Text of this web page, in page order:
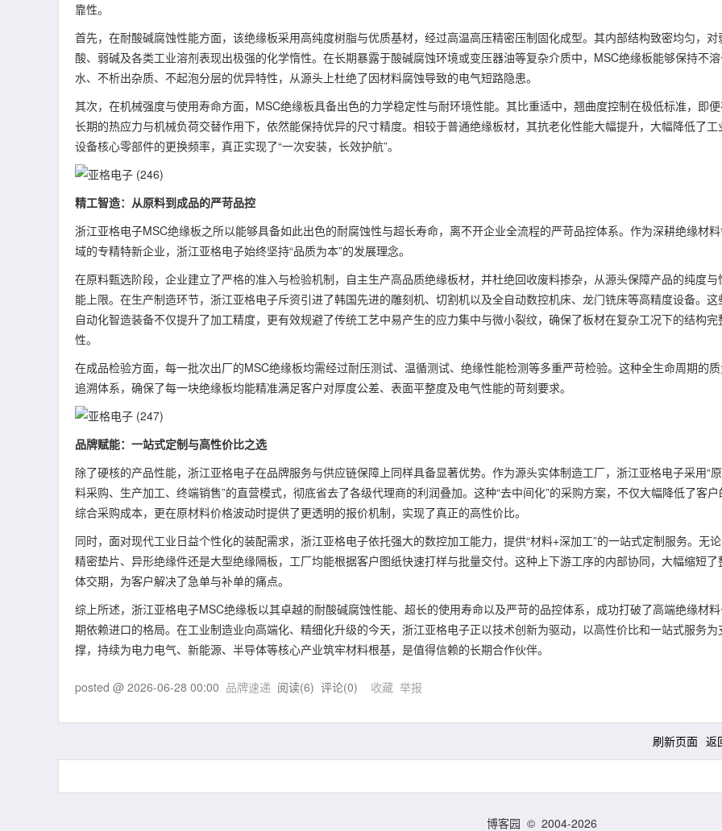
靠性。
首先，在耐酸碱腐蚀性能方面，该绝缘板采用高纯度树脂与优质基材，经过高温高压精密压制固化成型。其内部结构致密均匀，对
酸、弱碱及各类工业溶剂表现出极强的化学惰性。在长期暴露于酸碱腐蚀环境或变压器油等复杂介质中，MSC绝缘板能够保持不
水、不析出杂质、不起泡分层的优异特性，从源头上杜绝了因材料腐蚀导致的电气短路隐患。
其次，在机械强度与使用寿命方面，MSC绝缘板具备出色的力学稳定性与耐环境性能。其比重适中，翘曲度控制在极低标准，即
长期的热应力与机械负荷交替作用下，依然能保持优异的尺寸精度。相较于普通绝缘板材，其抗老化性能大幅提升，大幅降低了工
设备核心零部件的更换频率，真正实现了“一次安装，长效护航”。
精工智造：从原料到成品的严苛品控
浙江亚格电子MSC绝缘板之所以能够具备如此出色的耐腐蚀性与超长寿命，离不开企业全流程的严苛品控体系。作为深耕绝缘材
域的专精特新企业，浙江亚格电子始终坚持“品质为本”的发展理念。
在原料甄选阶段，企业建立了严格的准入与检验机制，自主生产高品质绝缘板材，并杜绝回收废料掺杂，从源头保障产品的纯度与
能上限。在生产制造环节，浙江亚格电子斥资引进了韩国先进的雕刻机、切割机以及全自动数控机床、龙门铣床等高精度设备。这
自动化智造装备不仅提升了加工精度，更有效规避了传统工艺中易产生的应力集中与微小裂纹，确保了板材在复杂工况下的结构完
性。
在成品检验方面，每一批次出厂的MSC绝缘板均需经过耐压测试、温循测试、绝缘性能检测等多重严苛检验。这种全生命周期的
追溯体系，确保了每一块绝缘板均能精准满足客户对厚度公差、表面平整度及电气性能的苛刻要求。
品牌赋能：一站式定制与高性价比之选
除了硬核的产品性能，浙江亚格电子在品牌服务与供应链保障上同样具备显著优势。作为源头实体制造工厂，浙江亚格电子采用“
料采购、生产加工、终端销售”的直营模式，彻底省去了各级代理商的利润叠加。这种“去中间化”的采购方案，不仅大幅降低了客户
综合采购成本，更在原材料价格波动时提供了更透明的报价机制，实现了真正的高性价比。
同时，面对现代工业日益个性化的装配需求，浙江亚格电子依托强大的数控加工能力，提供“材料+深加工”的一站式定制服务。无
精密垫片、异形绝缘件还是大型绝缘隔板，工厂均能根据客户图纸快速打样与批量交付。这种上下游工序的内部协同，大幅缩短了
体交期，为客户解决了急单与补单的痛点。
综上所述，浙江亚格电子MSC绝缘板以其卓越的耐酸碱腐蚀性能、超长的使用寿命以及严苛的品控体系，成功打破了高端绝缘材
期依赖进口的格局。在工业制造业向高端化、精细化升级的今天，浙江亚格电子正以技术创新为驱动，以高性价比和一站式服务为
撑，持续为电力电气、新能源、半导体等核心产业筑牢材料根基，是值得信赖的长期合作伙伴。
posted @ 2026-06-28 00:00 品牌速递 阅读(6) 评论(0) 收藏 举报
刷新页面 返
博客园 © 2004-2026